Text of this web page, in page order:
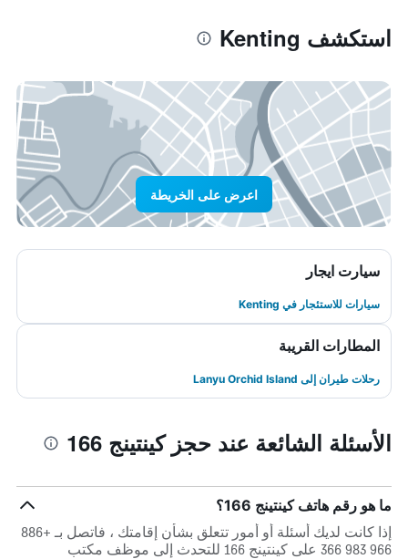
استكشف Kenting
اعرض على الخريطة
سيارت ايجار
سيارات للاستئجار في Kenting
المطارات القريبة
رحلات طيران إلى Lanyu Orchid Island
الأسئلة الشائعة عند حجز كينتينج 166
ما هو رقم هاتف كينتينج 166؟
إذا كانت لديك أسئلة أو أمور تتعلق بشأن إقامتك ، فاتصل بـ +886
966 983 366 على كينتينج 166 للتحدث إلى موظف مكتب